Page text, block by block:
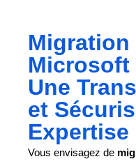
Migration
Microsoft
Une
et
Expertise
Vous envisagez de